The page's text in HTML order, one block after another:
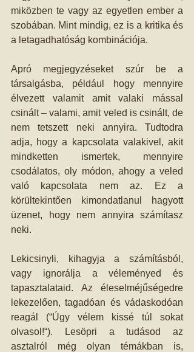
miközben te vagy az egyetlen ember a
szobában. Mint mindig, ez is a kritika és
a letagadhatóság kombinációja.
Apró megjegyzéseket szúr be a
társalgásba, például hogy mennyire
élvezett valamit amit valaki mással
csinált – valami, amit veled is csinált, de
nem tetszett neki annyira. Tudtodra
adja, hogy a kapcsolata valakivel, akit
mindketten ismertek, mennyire
csodálatos, oly módon, ahogy a veled
való kapcsolata nem az. Ez a
körültekintően kimondatlanul hagyott
üzenet, hogy nem annyira számítasz
neki.
Lekicsinyli, kihagyja a számításból,
vagy ignorálja a véleményed és
tapasztalataid. Az éleselméjűségedre
lekezelően, tagadóan és vádaskodóan
reagál (“Úgy vélem kissé túl sokat
olvasol!“). Lesöpri a tudásod az
asztalról még olyan témákban is,